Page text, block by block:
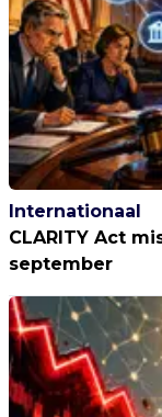
Internationaal
CLARITY Act
september